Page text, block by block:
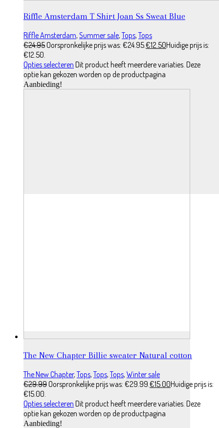
Riffle Amsterdam T Shirt Joan Ss Sweat Blue
Riffle Amsterdam, Summer sale,Tops,Tops
€24.95Oorspronkelijke prijs was: €24.95.€12.50Huidige prijs is:
€12.50.
Opties selecteren Dit product heeft meerdere variaties. Deze
optie kan gekozen worden op de productpagina
Aanbieding!
The New Chapter Billie sweater Natural cotton
The New Chapter,Tops,Tops,Tops, Winter sale
€29.99Oorspronkelijke prijs was: €29.99. €15.00Huidige prijs is:
€15.00.
Opties selecteren Dit product heeft meerdere variaties. Deze
optie kan gekozen worden op de productpagina
Aanbieding!